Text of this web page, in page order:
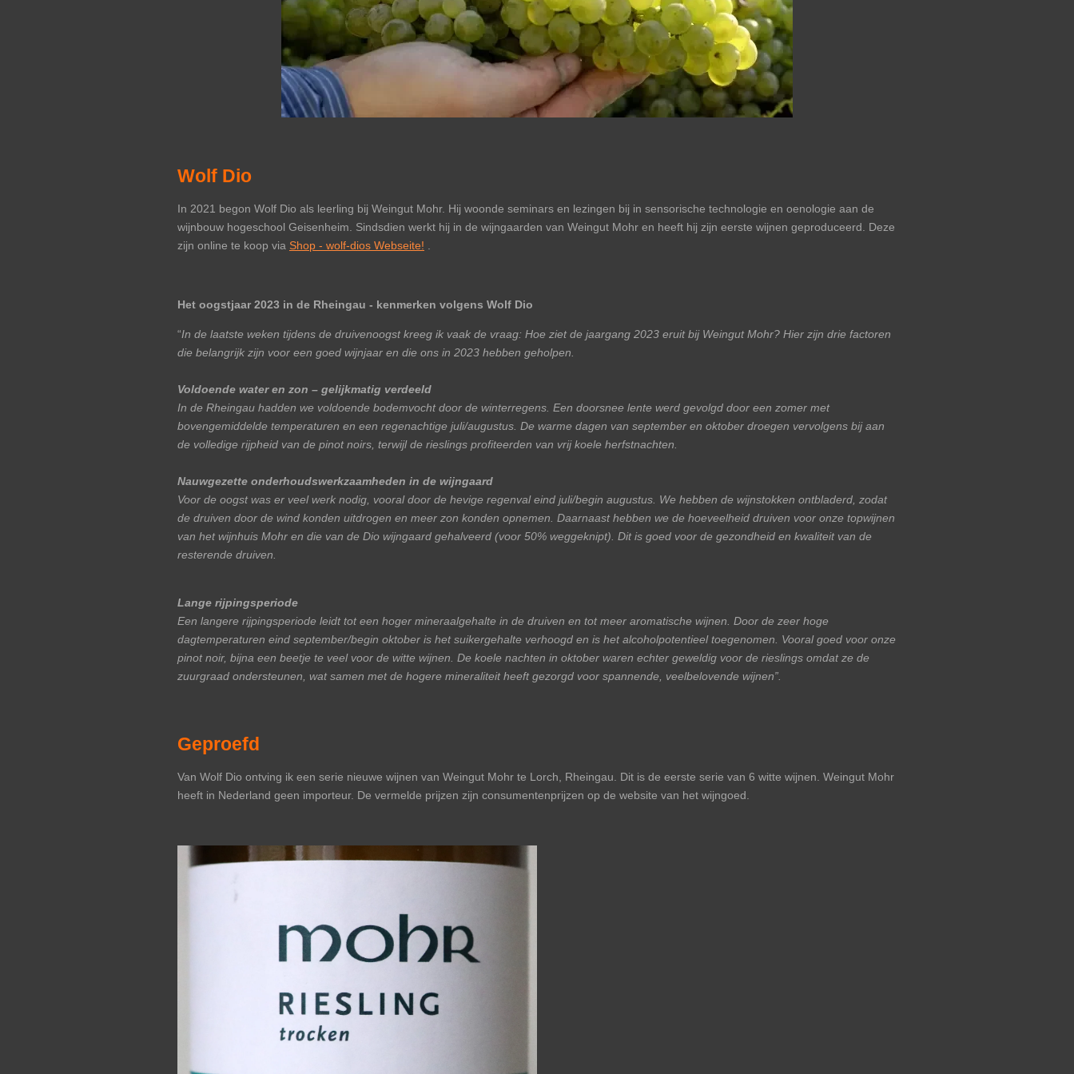
Wolf Dio
In 2021 begon Wolf Dio als leerling bij Weingut Mohr. Hij woonde seminars en lezingen bij in sensorische technologie en oenologie aan de
wijnbouw hogeschool Geisenheim. Sindsdien werkt hij in de wijngaarden van Weingut Mohr en heeft hij zijn eerste wijnen geproduceerd. Deze
zijn online te koop via Shop - wolf-dios Webseite!
Het oogstjaar 2023 in de Rheingau - kenmerken volgens Wolf Dio
“In de laatste weken tijdens de druivenoogst kreeg ik vaak de vraag: Hoe ziet de jaargang 2023 eruit bij Weingut Mohr? Hier zijn drie factoren
die belangrijk zijn voor een goed wijnjaar en die ons in 2023 hebben geholpen.
Voldoende water en zon – gelijkmatig verdeeld
In de Rheingau hadden we voldoende bodemvocht door de winterregens. Een doorsnee lente werd gevolgd door een zomer met
bovengemiddelde temperaturen en een regenachtige juli/augustus. De warme dagen van september en oktober droegen vervolgens bij aan
de volledige rijpheid van de pinot noirs, terwijl de rieslings profiteerden van vrij koele herfstnachten.
Nauwgezette onderhoudswerkzaamheden in de wijngaard
Voor de oogst was er veel werk nodig, vooral door de hevige regenval eind juli/begin augustus. We hebben de wijnstokken ontbladerd, zodat
de druiven door de wind konden uitdrogen en meer zon konden opnemen. Daarnaast hebben we de hoeveelheid druiven voor onze topwijnen
van het wijnhuis Mohr en die van de Dio wijngaard gehalveerd (voor 50% weggeknipt). Dit is goed voor de gezondheid en kwaliteit van de
resterende druiven.
Lange rijpingsperiode
Een langere rijpingsperiode leidt tot een hoger mineraalgehalte in de druiven en tot meer aromatische wijnen. Door de zeer hoge
dagtemperaturen eind september/begin oktober is het suikergehalte verhoogd en is het alcoholpotentieel toegenomen. Vooral goed voor onze
pinot noir, bijna een beetje te veel voor de witte wijnen. De koele nachten in oktober waren echter geweldig voor de rieslings omdat ze de
zuurgraad ondersteunen, wat samen met de hogere mineraliteit heeft gezorgd voor spannende, veelbelovende wijnen”.
Geproefd
Van Wolf Dio ontving ik een serie nieuwe wijnen van Weingut Mohr te Lorch, Rheingau. Dit is de eerste serie van 6 witte wijnen. Weingut Mohr
heeft in Nederland geen importeur. De vermelde prijzen zijn consumentenprijzen op de website van het wijngoed.